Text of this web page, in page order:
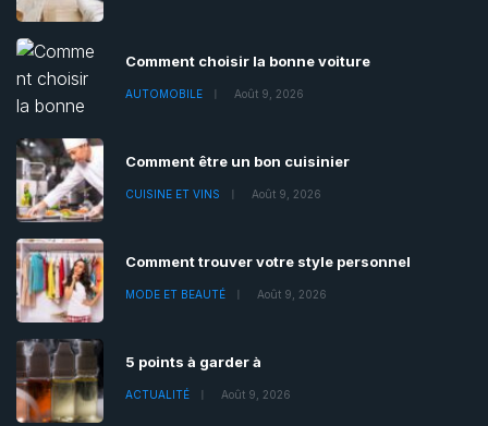
Comment choisir la bonne voiture
AUTOMOBILE Août 9, 2026
Comment être un bon cuisinier
CUISINE ET VINS Août 9, 2026
Comment trouver votre style personnel
MODE ET BEAUTÉ Août 9, 2026
5 points à garder à
ACTUALITÉ Août 9, 2026